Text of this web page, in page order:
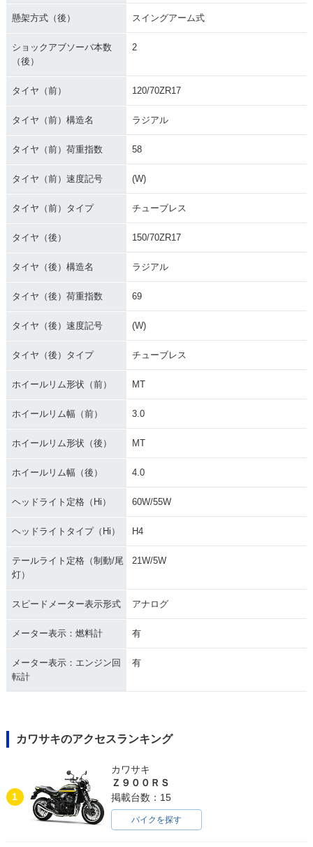
懸架方式（後） スイングアーム式
ショックアブソーバ本数
（後）
2
タイヤ（前） 120/70ZR17
タイヤ（前）構造名 ラジアル
タイヤ（前）荷重指数 58
タイヤ（前）速度記号 (W)
タイヤ（前）タイプ チューブレス
タイヤ（後） 150/70ZR17
タイヤ（後）構造名 ラジアル
タイヤ（後）荷重指数 69
タイヤ（後）速度記号 (W)
タイヤ（後）タイプ チューブレス
ホイールリム形状（前） MT
ホイールリム幅（前） 3.0
ホイールリム形状（後） MT
ホイールリム幅（後） 4.0
ヘッドライト定格（Hi） 60W/55W
ヘッドライトタイプ（Hi） H4
テールライト定格（制動/尾
灯）
21W/5W
スピードメーター表示形式 アナログ
メーター表示：燃料計 有
メーター表示：エンジン回
転計
有
カワサキのアクセスランキング
1
カワサキ
Ｚ９００ＲＳ
掲載台数：15
バイクを探す